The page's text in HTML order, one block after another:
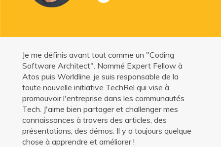
Je me définis avant tout comme un "Coding
Software Architect". Nommé Expert Fellow à
Atos puis Worldline, je suis responsable de la
toute nouvelle initiative TechRel qui vise à
promouvoir l'entreprise dans les communautés
Tech. J'aime bien partager et challenger mes
connaissances à travers des articles, des
présentations, des démos. Il y a toujours quelque
chose à apprendre et améliorer !